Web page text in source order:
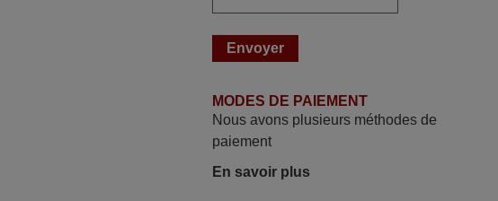
mai 2026
remplacement pour le vidéo projecteur
MODES DE PAIEMENT
Nous avons plusieurs méthodes de
paiement
En savoir plus